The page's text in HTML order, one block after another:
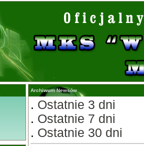
Archiwum Newsów
. Ostatnie 3 dni
. Ostatnie 7 dni
. Ostatnie 30 dni